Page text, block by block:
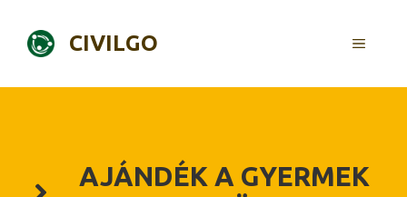
content
CIVILGO MENU
AJÁNDÉK A GYERMEK